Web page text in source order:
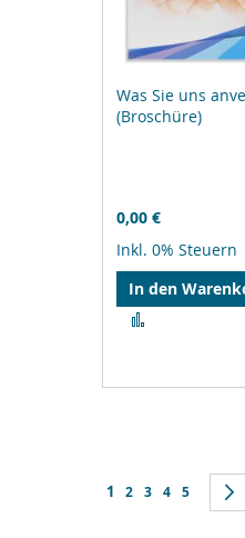
Was Sie uns
(Broschüre)
0,00 €
Inkl. 0% Steuern
In den
Sie lesen gerade
1 Seite
2 Seite
3 Seite
4 Seite
5